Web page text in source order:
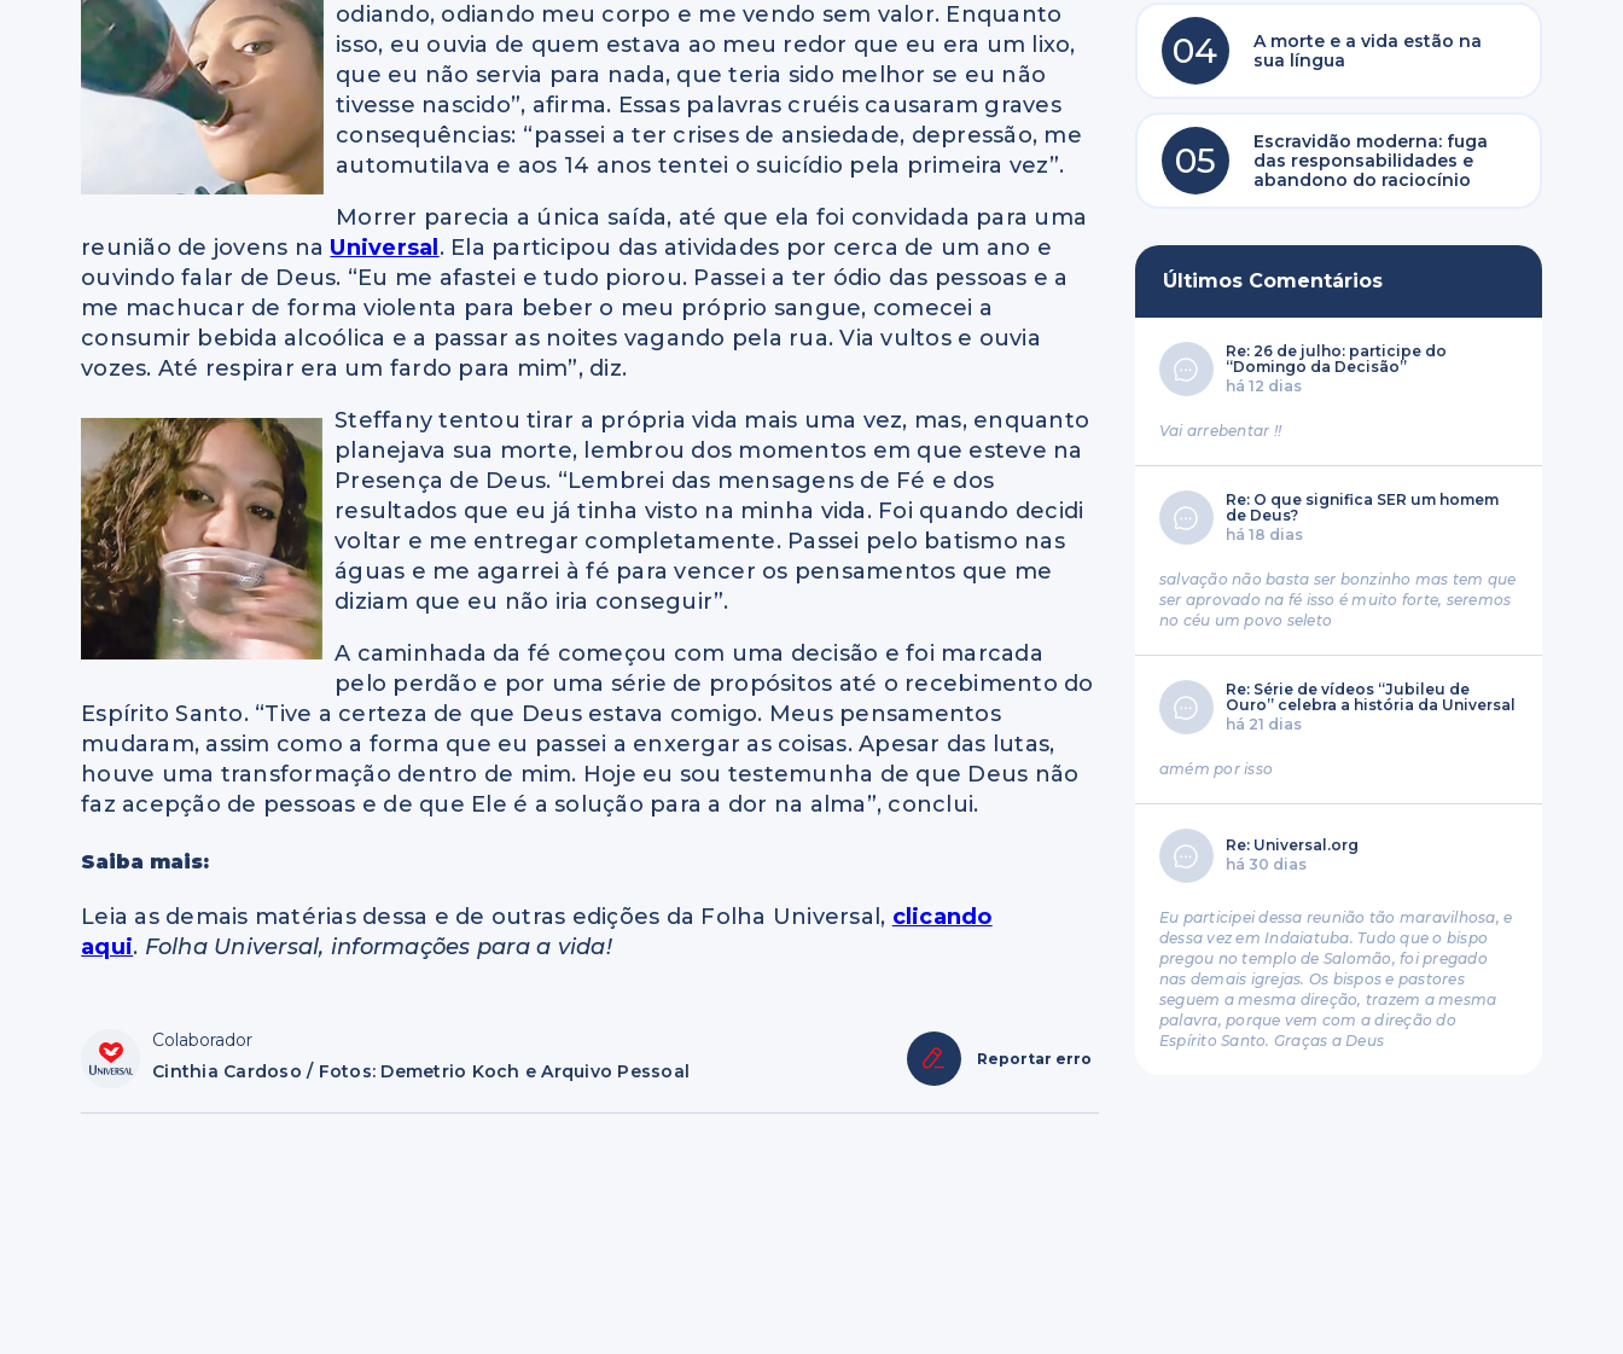
odiando, odiando meu corpo e me vendo sem valor. Enquanto
isso, eu ouvia de quem estava ao meu redor que eu era um lixo,
que eu não servia para nada, que teria sido melhor se eu não
tivesse nascido”, afirma. Essas palavras cruéis causaram graves
consequências: “passei a ter crises de ansiedade, depressão, me
automutilava e aos 14 anos tentei o suicídio pela primeira vez”.
Morrer parecia a única saída, até que ela foi convidada para uma
reunião de jovens na Universal. Ela participou das atividades por cerca de um ano e
ouvindo falar de Deus. “Eu me afastei e tudo piorou. Passei a ter ódio das pessoas e a
me machucar de forma violenta para beber o meu próprio sangue, comecei a
consumir bebida alcoólica e a passar as noites vagando pela rua. Via vultos e ouvia
vozes. Até respirar era um fardo para mim”, diz.
Steffany tentou tirar a própria vida mais uma vez, mas, enquanto
planejava sua morte, lembrou dos momentos em que esteve na
Presença de Deus. “Lembrei das mensagens de Fé e dos
resultados que eu já tinha visto na minha vida. Foi quando decidi
voltar e me entregar completamente. Passei pelo batismo nas
águas e me agarrei à fé para vencer os pensamentos que me
diziam que eu não iria conseguir”.
A caminhada da fé começou com uma decisão e foi marcada
pelo perdão e por uma série de propósitos até o recebimento do
Espírito Santo. “Tive a certeza de que Deus estava comigo. Meus pensamentos
mudaram, assim como a forma que eu passei a enxergar as coisas. Apesar das lutas,
houve uma transformação dentro de mim. Hoje eu sou testemunha de que Deus não
faz acepção de pessoas e de que Ele é a solução para a dor na alma”, conclui.
Saiba mais:
Leia as demais matérias dessa e de outras edições da Folha Universal, clicando
aqui. Folha Universal, informações para a vida!
Colaborador
Cinthia Cardoso / Fotos: Demetrio Koch e Arquivo Pessoal
Reportar erro
04
A morte e a vida estão na
sua língua
05
Escravidão moderna: fuga
das responsabilidades e
abandono do raciocínio
Últimos Comentários
Re: 26 de julho: participe do
“Domingo da Decisão”
há 12 dias
Vai arrebentar !!
Re: O que significa SER um homem
de Deus?
há 18 dias
salvação não basta ser bonzinho mas tem que
ser aprovado na fé isso é muito forte, seremos
no céu um povo seleto
Re: Série de vídeos “Jubileu de
Ouro” celebra a história da Universal
há 21 dias
amém por isso
Re: Universal.org
há 30 dias
Eu participei dessa reunião tão maravilhosa, e
dessa vez em Indaiatuba. Tudo que o bispo
pregou no templo de Salomão, foi pregado
nas demais igrejas. Os bispos e pastores
seguem a mesma direção, trazem a mesma
palavra, porque vem com a direção do
Espírito Santo. Graças a Deus